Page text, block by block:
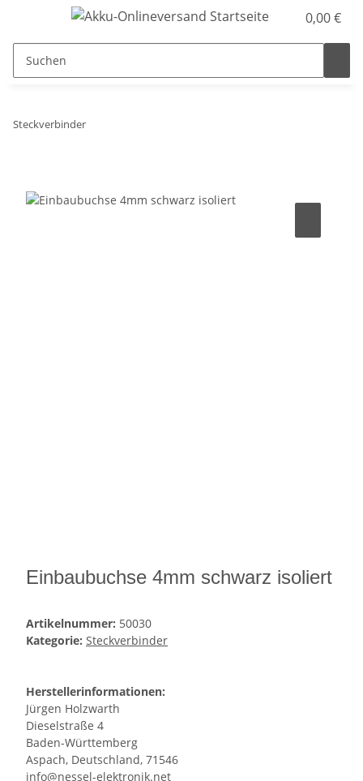
0,00 €
Steckverbinder
Einbaubuchse 4mm schwarz isoliert
Artikelnummer: 50030
Kategorie: Steckverbinder
Herstellerinformationen:
Jürgen Holzwarth
Dieselstraße 4
Baden-Württemberg
Aspach, Deutschland, 71546
info@nessel-elektronik.net